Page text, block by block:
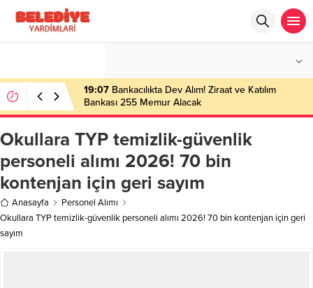
19:07 Bankacılıkta Dev Alım! Ziraat ve Katılım
Bankası 255 Memur Alacak
Okullara TYP temizlik-güvenlik
personeli alımı 2026! 70 bin
kontenjan için geri sayım
Anasayfa
Personel Alımı
Okullara TYP temizlik-güvenlik personeli alımı 2026! 70 bin kontenjan için geri
sayım